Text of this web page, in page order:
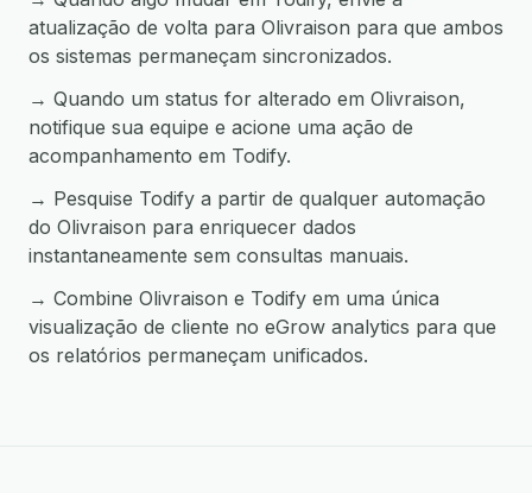
atualização de volta para Olivraison para que ambos
os sistemas permaneçam sincronizados.
→ Quando um status for alterado em Olivraison,
notifique sua equipe e acione uma ação de
acompanhamento em Todify.
→ Pesquise Todify a partir de qualquer automação
do Olivraison para enriquecer dados
instantaneamente sem consultas manuais.
→ Combine Olivraison e Todify em uma única
visualização de cliente no eGrow analytics para que
os relatórios permaneçam unificados.